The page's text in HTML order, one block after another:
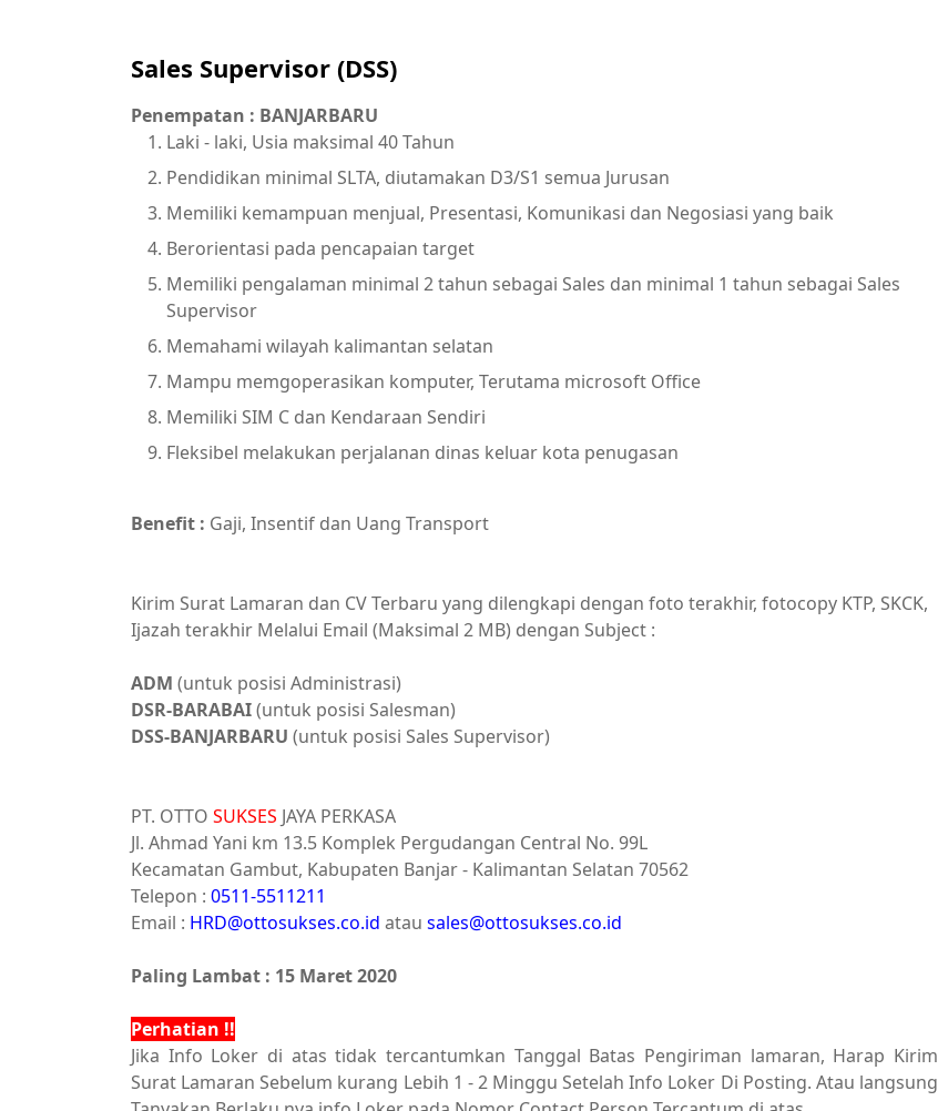
Sales Supervisor (DSS)
Penempatan : BANJARBARU
Laki - laki, Usia maksimal 40 Tahun
Pendidikan minimal SLTA, diutamakan D3/S1 semua Jurusan
Memiliki kemampuan menjual, Presentasi, Komunikasi dan Negosiasi yang baik
Berorientasi pada pencapaian target
Memiliki pengalaman minimal 2 tahun sebagai Sales dan minimal 1 tahun sebagai Sales
Supervisor
Memahami wilayah kalimantan selatan
Mampu memgoperasikan komputer, Terutama microsoft Office
Memiliki SIM C dan Kendaraan Sendiri
Fleksibel melakukan perjalanan dinas keluar kota penugasan
Benefit : Gaji, Insentif dan Uang Transport
Kirim Surat Lamaran dan CV Terbaru yang dilengkapi dengan foto terakhir, fotocopy KTP, SKCK,
Ijazah terakhir Melalui Email (Maksimal 2 MB) dengan Subject :
ADM (untuk posisi Administrasi)
DSR-BARABAI(untuk posisi Salesman)
DSS-BANJARBARU (untuk posisi Sales Supervisor)
PT. OTTO SUKSES JAYA PERKASA
Jl. Ahmad Yani km 13.5 Komplek Pergudangan Central No. 99L
Kecamatan Gambut, Kabupaten Banjar - Kalimantan Selatan 70562
Telepon : 0511-5511211
Email : HRD@ottosukses.co.id atau sales@ottosukses.co.id
Paling Lambat : 15 Maret 2020
Perhatian !!
Jika Info Loker di atas tidak tercantumkan Tanggal Batas Pengiriman lamaran, Harap Kirim
Surat Lamaran Sebelum kurang Lebih 1 - 2 Minggu Setelah Info Loker Di Posting. Atau langsung